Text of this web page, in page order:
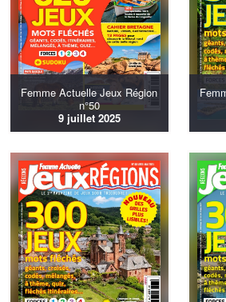
Femme Actuelle Jeux Région
n°50
9 juillet 2025